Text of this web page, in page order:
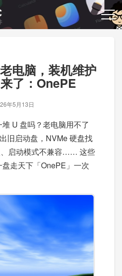
电脑，装机维护
来了：OnePE
年5月13日
U 盘吗？老电脑用不了
旧启动盘，NVMe 硬盘找
启动模式不兼容…… 这些
走天下「OnePE」一次